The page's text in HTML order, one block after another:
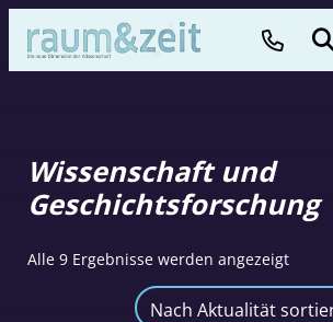
Wissenschaft und
Geschichtsforschung
Alle 9 Ergebnisse werden angezeigtNach
sortiert